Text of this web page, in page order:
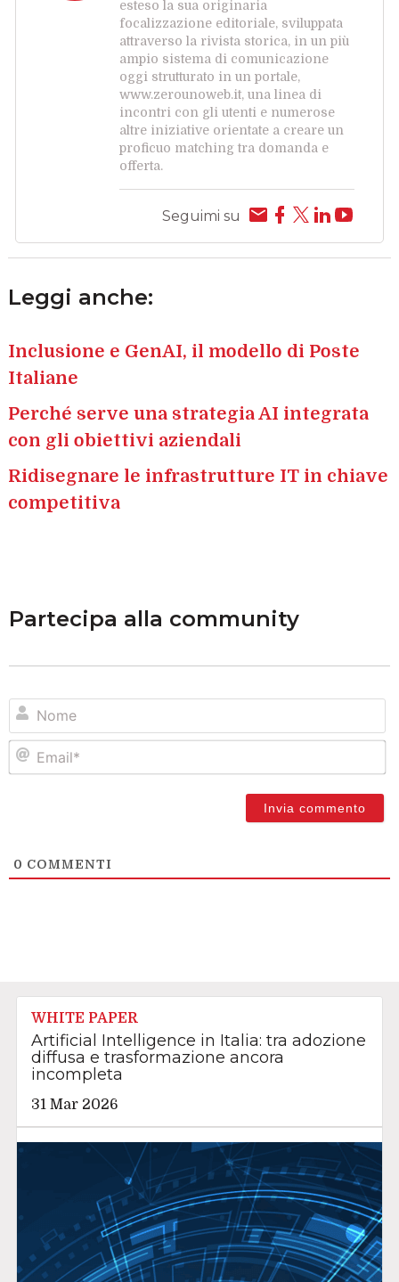
esteso la sua originaria
focalizzazione editoriale, sviluppata
attraverso la rivista storica, in un più
ampio sistema di comunicazione
oggi strutturato in un portale,
www.zerounoweb.it, una linea di
incontri con gli utenti e numerose
altre iniziative orientate a creare un
proficuo matching tra domanda e
offerta.
Seguimi su
Leggi anche:
Inclusione e GenAI, il modello di Poste
Italiane
Perché serve una strategia AI integrata
con gli obiettivi aziendali
Ridisegnare le infrastrutture IT in chiave
competitiva
Partecipa alla community
0 COMMENTI
WHITE PAPER
Artificial Intelligence in Italia: tra adozione
diffusa e trasformazione ancora
incompleta
31 Mar 2026